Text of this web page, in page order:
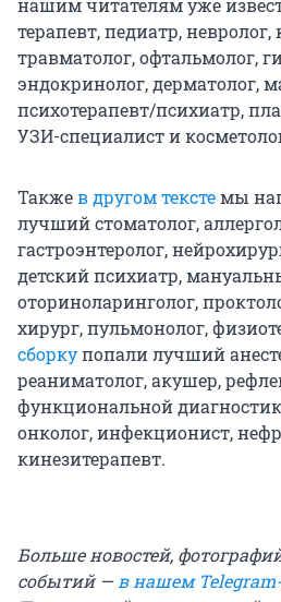
нашим читателям уже
терапевт, педиатр, невролог,
травматолог, офтальмолог,
эндокринолог, дерматолог,
психотерапевт/психиатр,
УЗИ-специалист и
Такжев другом текстемы
лучший стоматолог,
гастроэнтеролог,
детский психиатр,
оториноларинголог,
хирург, пульмонолог,
сборкупопали лучший
реаниматолог, акушер,
функциональной
онколог, инфекционист,
кинезитерапевт.
Больше новостей,
событий —в нашем